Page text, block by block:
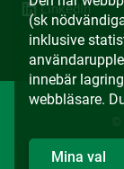
LinkedIn
©
(sk
inklusive
innebär
webbläsare.
Mina val